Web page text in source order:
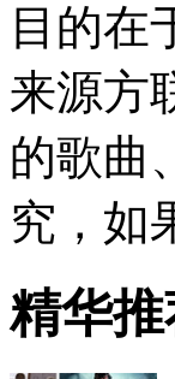
目的在
来源方
的歌曲
究，如
精华